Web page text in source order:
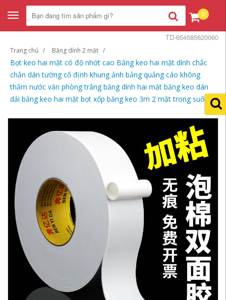
Toggle
navigation
0
Trang chủ Băng dính 2 mặt
Bọt keo hai mặt có độ nhớt cao Băng keo hai mặt dính chắc
chắn dán tường cố định khung ảnh bảng quảng cáo không
thấm nước văn phòng trắng băng dính hai mặt băng keo dán
dải băng keo hai mặt bọt xốp băng keo 3m 2 mặt trong suốt
TD-654585620060